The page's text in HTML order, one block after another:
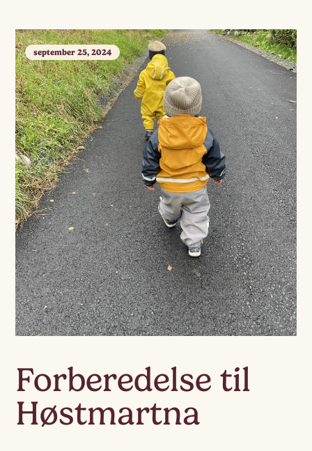
Forberedelse til
Høstmartna
september 25, 2024